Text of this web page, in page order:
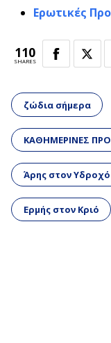
Ερωτικές
110
SHARES
ζώδια σήμερα
ΚΑΘΗΜΕΡΙΝΕΣ
Άρης στον
Ερμής στον Κριό